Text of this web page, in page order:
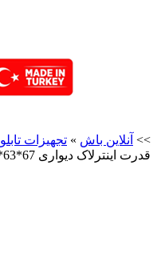
>> آنلاین باش » تجهیزات تابلو
قدرت اینترلاک دیواری 67*63*3 Tp Electric